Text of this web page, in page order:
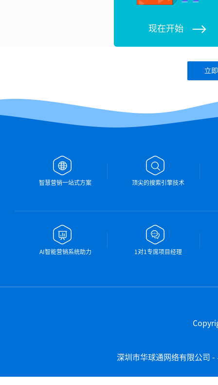
现在开始
立
智慧营销一站式方案 顶尖的搜索引擎技术
AI智能营销系统助力 1对1专席项目经理
深圳市华球通网络有限公司 -